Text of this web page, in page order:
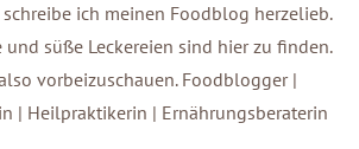
ich meinen Foodblog herzelieb.
und süße Leckereien sind hier zu finden.
vorbeizuschauen. Foodblogger |
| Heilpraktikerin | Ernährungsberaterin